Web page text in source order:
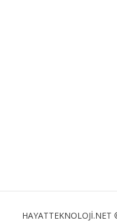
HAYATTEKNOLOJİ.NET